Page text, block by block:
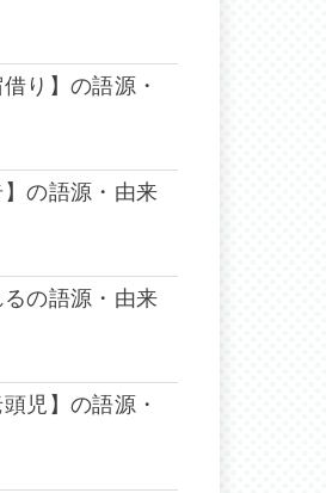
り】の語源・
の語源・由来
の語源・由来
児】の語源・